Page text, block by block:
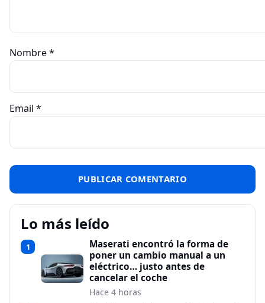
Nombre*
Email *
Lo más leído
1
Maserati encontró la forma de
poner un cambio manual a un
eléctrico… justo antes de
cancelar el coche
Hace 4 horas